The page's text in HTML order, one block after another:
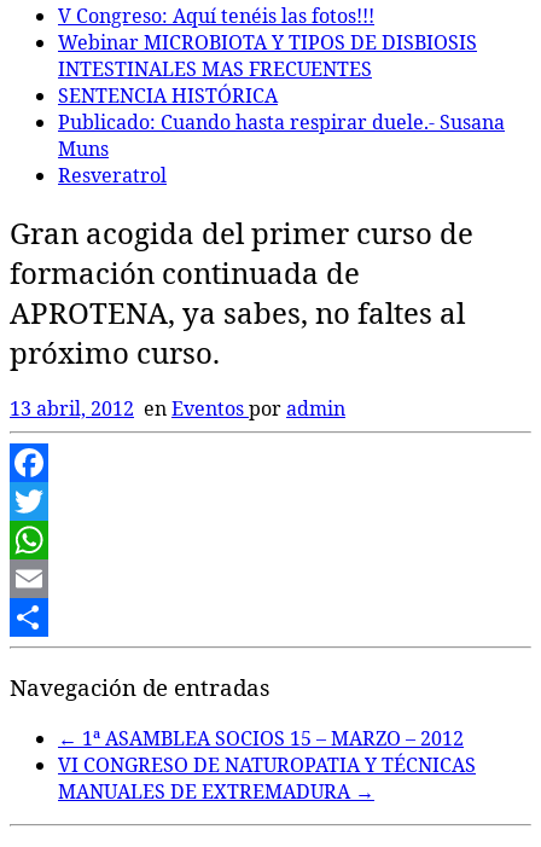
V Congreso: Aquí tenéis las fotos!!!
Webinar MICROBIOTA Y TIPOS DE DISBIOSIS
INTESTINALES MAS FRECUENTES
SENTENCIA HISTÓRICA
Publicado: Cuando hasta respirar duele.- Susana
Muns
Resveratrol
Gran acogida del primer curso de
formación continuada de
APROTENA, ya sabes, no faltes al
próximo curso.
13 abril, 2012 enEventosporadmin
Facebook
Twitter
WhatsApp
Email
Compartir
Navegación de entradas
← 1ª ASAMBLEA SOCIOS 15 – MARZO – 2012
VI CONGRESO DE NATUROPATIA Y TÉCNICAS
MANUALES DE EXTREMADURA →